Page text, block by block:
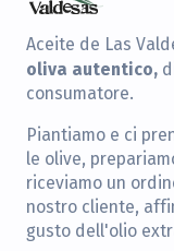
Aceite de Las
oliva autentico,
consumatore.
Piantiamo e ci
le olive,
riceviamo un
nostro cliente,
gusto dell'olio